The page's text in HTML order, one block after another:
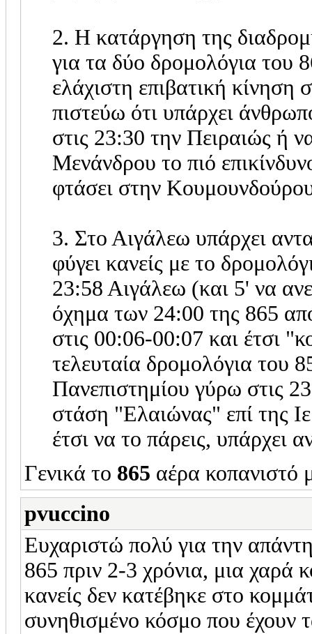
2. Η κατάργηση της
για τα δύο δρομολόγια του
ελάχιστη επιβατική κίνηση
πιστεύω ότι υπάρχει
στις 23:30 την Πειραιώς ή
Μενάνδρου το πιό
φτάσει στην
3. Στο Αιγάλεω υπάρχει
φύγει κανείς με το
23:58 Αιγάλεω (και 5' να
όχημα των 24:00 της 865
στις 00:06-00:07 και έτσι
τελευταία δρομολόγια του
Πανεπιστημίου γύρω στις
στάση "Ελαιώνας" επί της
έτσι να το πάρεις, υπάρχει
Γενικά το 865 αέρα κοπανιστό
pvuccino
Ευχαριστώ πολύ για την
865 πριν 2-3 χρόνια, μια χαρά
κανείς δεν κατέβηκε στο
συνηθισμένο κόσμο που